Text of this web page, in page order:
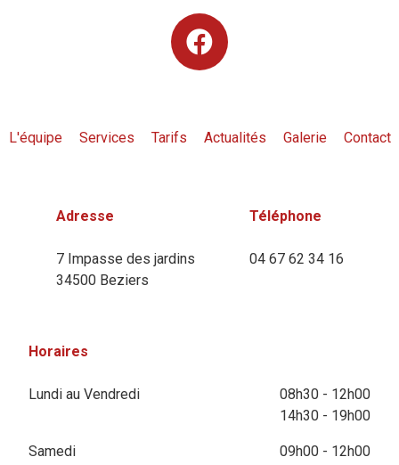
L'équipe Services Tarifs Actualités Galerie Contact
Adresse
7 Impasse des jardins
34500 Beziers
Téléphone
04 67 62 34 16
Horaires
Lundi au Vendredi
08h30 - 12h00
14h30 - 19h00
Samedi
09h00 - 12h00